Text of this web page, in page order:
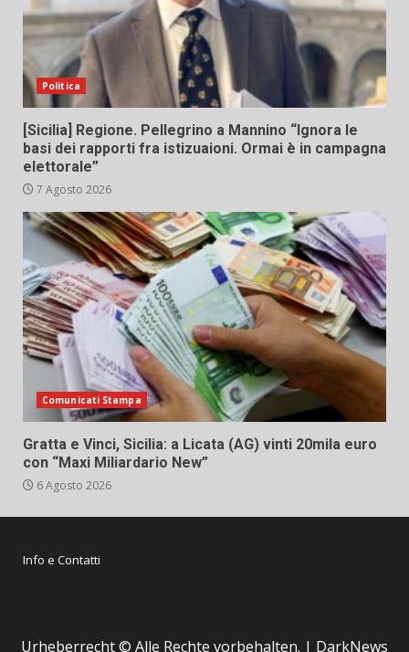
Politica
[Sicilia] Regione. Pellegrino a Mannino “Ignora le
basi dei rapporti fra istizuaioni. Ormai è in campagna
elettorale”
7 Agosto 2026
Comunicati Stampa
Gratta e Vinci, Sicilia: a Licata (AG) vinti 20mila euro
con “Maxi Miliardario New”
6 Agosto 2026
Info e Contatti
Urheberrecht © Alle Rechte vorbehalten. | DarkNews